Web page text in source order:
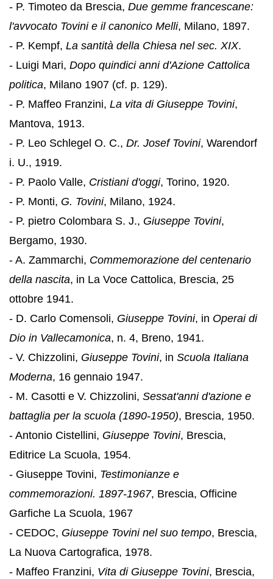
- P. Timoteo da Brescia, Due gemme francescane:
l'avvocato Tovini e il canonico Melli, Milano, 1897.
- P. Kempf, La santità della Chiesa nel sec. XIX.
- Luigi Mari, Dopo quindici anni d'Azione Cattolica
politica, Milano 1907 (cf. p. 129).
- P. Maffeo Franzini, La vita di Giuseppe Tovini,
Mantova, 1913.
- P. Leo Schlegel O. C., Dr. Josef Tovini, Warendorf
i. U., 1919.
- P. Paolo Valle, Cristiani d'oggi, Torino, 1920.
- P. Monti, G. Tovini, Milano, 1924.
- P. pietro Colombara S. J., Giuseppe Tovini,
Bergamo, 1930.
- A. Zammarchi, Commemorazione del centenario
della nascita, in La Voce Cattolica, Brescia, 25
ottobre 1941.
- D. Carlo Comensoli, Giuseppe Tovini, in Operai di
Dio in Vallecamonica, n. 4, Breno, 1941.
- V. Chizzolini, Giuseppe Tovini, in Scuola Italiana
Moderna, 16 gennaio 1947.
- M. Casotti e V. Chizzolini, Sessat'anni d'azione e
battaglia per la scuola (1890-1950), Brescia, 1950.
- Antonio Cistellini, Giuseppe Tovini, Brescia,
Editrice La Scuola, 1954.
- Giuseppe Tovini, Testimonianze e
commemorazioni. 1897-1967, Brescia, Officine
Garfiche La Scuola, 1967
- CEDOC, Giuseppe Tovini nel suo tempo, Brescia,
La Nuova Cartografica, 1978.
- Maffeo Franzini, Vita di Giuseppe Tovini, Brescia,